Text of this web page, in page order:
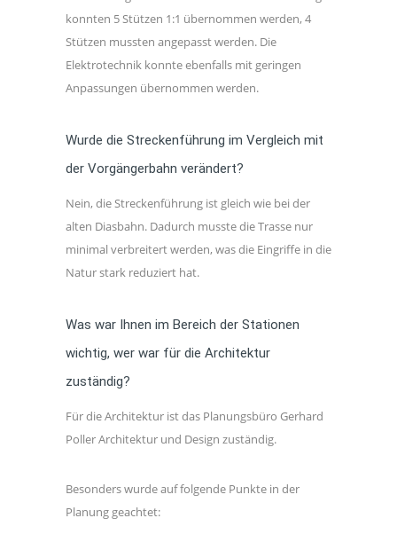
konnten 5 Stützen 1:1 übernommen werden, 4
Stützen mussten angepasst werden. Die
Elektrotechnik konnte ebenfalls mit geringen
Anpassungen übernommen werden.
Wurde die Streckenführung im Vergleich mit
der Vorgängerbahn verändert?
Nein, die Streckenführung ist gleich wie bei der
alten Diasbahn. Dadurch musste die Trasse nur
minimal verbreitert werden, was die Eingriffe in die
Natur stark reduziert hat.
Was war Ihnen im Bereich der Stationen
wichtig, wer war für die Architektur
zuständig?
Für die Architektur ist das Planungsbüro Gerhard
Poller Architektur und Design zuständig.
Besonders wurde auf folgende Punkte in der
Planung geachtet: